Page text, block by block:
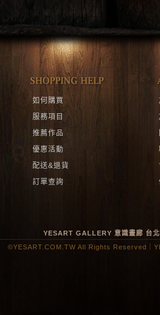
如何購買
服務項目
推薦作品
優惠活動
配送&退貨
訂單查詢
YESART GALLERY 意識畫廊 台
©YESART.COM.TW All Rights Reserved｜